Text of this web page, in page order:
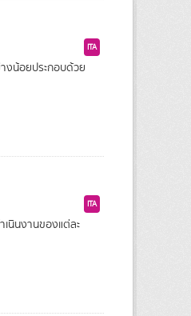
ITA
งน้อยประกอบด้วย
ITA
นินงานของแต่ละ